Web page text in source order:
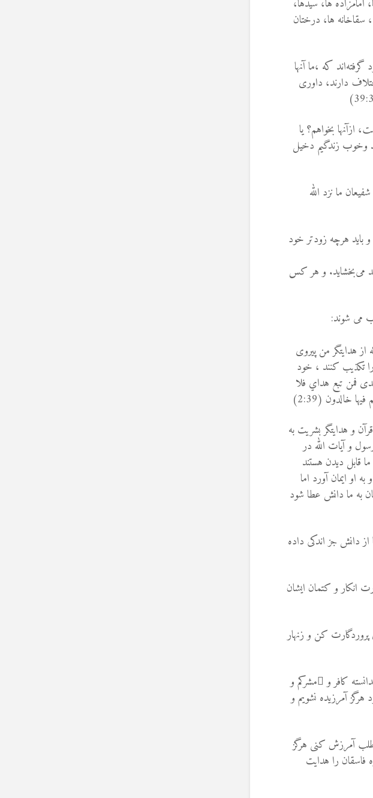
امامزاده ها، سيدها،
، سقاخانه ها، درختان
که ،ما آنها
دارند، داورى
‌ازآنها بخواهم؟ يا
وخوب زندگيم دخيل
ما نزد الله
بايد هرچه زودتر خود
مى‌بخشايد. و هر كس
از هدايتگر من پيروى
تکذیب کنند ، خود
هدى فمن تبع هداي فلا
و هدایتگر بشریت به
و آیات الله در
قابل دیدن هستند
او ایمان آورد اما
به ما دانش عطا شود
دانش جز اندكى داده
انکار و کتمان ایشان
پروردگارت كن و زنهار
کافر و ُمشركم و
آمرزیده نشویم و
طلب آمرزش كنى هرگز
فاسقان را هدايت